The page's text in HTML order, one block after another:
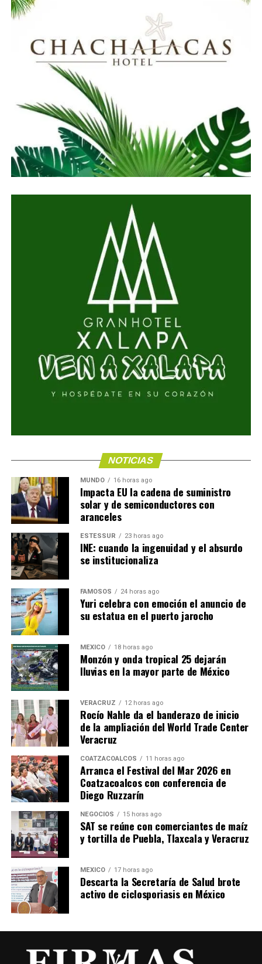
NOTICIAS
MUNDO 16 horas ago
Impacta EU la cadena de suministro
solar y de semiconductores con
aranceles
ESTESSUR 23 horas ago
INE: cuando la ingenuidad y el absurdo
se institucionaliza
FAMOSOS 24 horas ago
Yuri celebra con emoción el anuncio de
su estatua en el puerto jarocho
MÉXICO 18 horas ago
Monzón y onda tropical 25 dejarán
lluvias en la mayor parte de México
VERACRUZ 12 horas ago
Rocío Nahle da el banderazo de inicio
de la ampliación del World Trade Center
Veracruz
COATZACOALCOS 11 horas ago
Arranca el Festival del Mar 2026 en
Coatzacoalcos con conferencia de
Diego Ruzzarín
NEGOCIOS 15 horas ago
SAT se reúne con comerciantes de maíz
y tortilla de Puebla, Tlaxcala y Veracruz
MÉXICO 17 horas ago
Descarta la Secretaría de Salud brote
activo de ciclosporiasis en México